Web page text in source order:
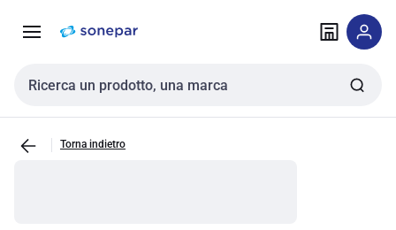
navigazione alla
Cerca input
Torna indietro